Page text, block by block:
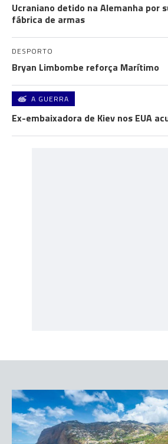
Ucraniano detido na Alemanha por
fábrica de armas
DESPORTO
Bryan Limbombe reforça Marítimo
A GUERRA
Ex-embaixadora de Kiev nos EUA